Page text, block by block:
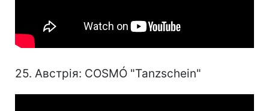
25. Австрія: COSMÓ "Tanzschein"